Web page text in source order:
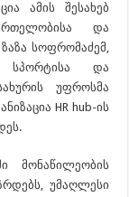
ამის შესახებ
და
სოფრომაძემ,
სპორტისა და
უფროსმა
HR hub-ის
მონაწილეობის
უმაღლესი